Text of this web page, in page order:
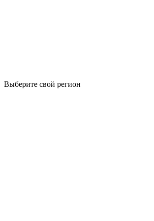
Выберите свой регион